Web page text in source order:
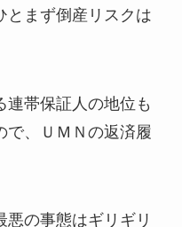
とまず倒産リスクは
連帯保証人の地位も
で、ＵＭＮの返済履
悪の事態はギリギリ